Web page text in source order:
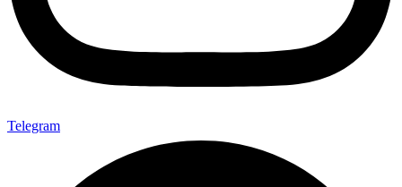
Telegram